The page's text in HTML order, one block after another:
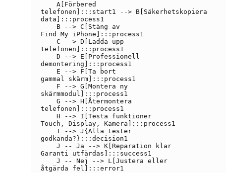
    A[Förbered
telefonen]:::start1 --> B[Säkerhetskopiera
data]:::process1
    B --> C[Stäng av
Find My iPhone]:::process1
    C --> D[Ladda upp
telefonen]:::process1
    D --> E[Professionell
demontering]:::process1
    E --> F[Ta bort
gammal skärm]:::process1
    F --> G[Montera ny
skärmmodul]:::process1
    G --> H[Återmontera
telefonen]:::process1
    H --> I[Testa funktioner
Touch, Display, Kamera]:::process1
    I --> J{Alla tester
godkända?}:::decision1
    J -- Ja --> K[Reparation klar
Garanti utfärdas]:::success1
    J -- Nej --> L[Justera eller
åtgärda fel]:::error1